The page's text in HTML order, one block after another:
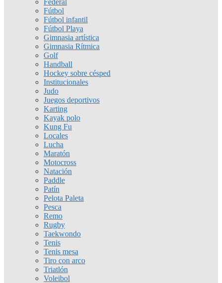
Federal
Fútbol
Fútbol infantil
Fútbol Playa
Gimnasia artística
Gimnasia Rítmica
Golf
Handball
Hockey sobre césped
Institucionales
Judo
Juegos deportivos
Karting
Kayak polo
Kung Fu
Locales
Lucha
Maratón
Motocross
Natación
Paddle
Patín
Pelota Paleta
Pesca
Remo
Rugby
Taekwondo
Tenis
Tenis mesa
Tiro con arco
Triatlón
Voleibol